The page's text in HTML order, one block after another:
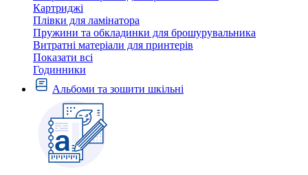
Картриджi
Плівки для ламінатора
Пружини та обкладинки для брошурувальника
Витратні матеріали для принтерів
Показати всі
Годинники
Альбоми та зошити шкільні